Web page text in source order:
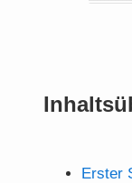
Erster